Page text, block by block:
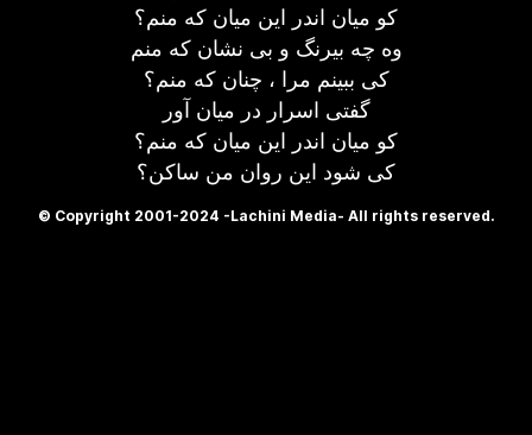
کو میان اندر این میان که منم؟
وه چه بیرنگ و بی نشان که منم
کی ببینم مرا ، چنان که منم؟
گفتی اسرار در میان آور
کو میان اندر این میان که منم؟
کی شود این روان من ساکن؟
© Copyright 2001-2024 -Lachini Media- All rights reserved.